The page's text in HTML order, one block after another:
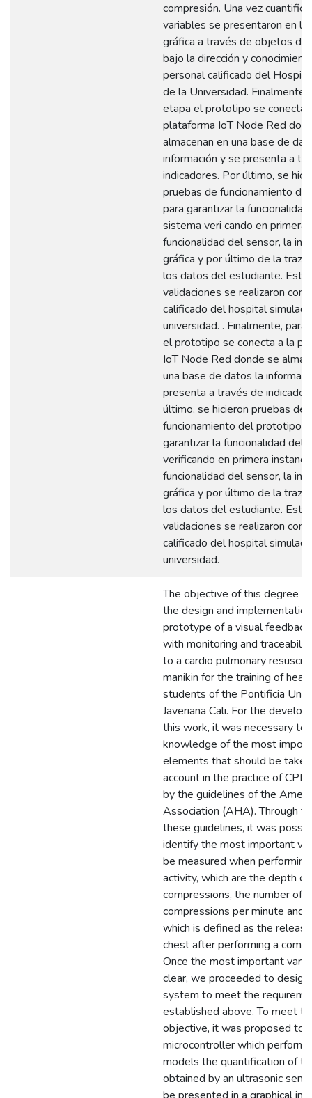
compresión. Una vez
variables se presentaron en la
gráfica a través de objetos
bajo la dirección y
personal calificado del
de la Universidad. Finalmente,
etapa el prototipo se conecta
plataforma IoT Node Red
almacenan en una base de
información y se presenta a
indicadores. Por último, se
pruebas de funcionamiento
para garantizar la
sistema veri cando en primera
funcionalidad del sensor, la
gráfica y por último de la
los datos del estudiante.
validaciones se realizaron con
calificado del hospital
universidad. . Finalmente,
el prototipo se conecta a la
IoT Node Red donde se
una base de datos la
presenta a través de
último, se hicieron pruebas de
funcionamiento del prototipo
garantizar la funcionalidad del
verificando en primera
funcionalidad del sensor, la
gráfica y por último de la
los datos del estudiante.
validaciones se realizaron con
calificado del hospital
universidad.
The objective of this degree
the design and
prototype of a visual
with monitoring and
to a cardio pulmonary
manikin for the training of
students of the Pontificia
Javeriana Cali. For the
this work, it was necessary to
knowledge of the most
elements that should be
account in the practice of
by the guidelines of the
Association (AHA). Through
these guidelines, it was
identify the most important
be measured when
activity, which are the depth
compressions, the number of
compressions per minute and
which is defined as the
chest after performing a
Once the most important
clear, we proceeded to
system to meet the
established above. To meet
objective, it was proposed to
microcontroller which
models the quantification of
obtained by an ultrasonic